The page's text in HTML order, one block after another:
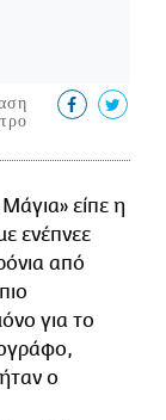
είπε η
ενέπνεε
από
για το
ο